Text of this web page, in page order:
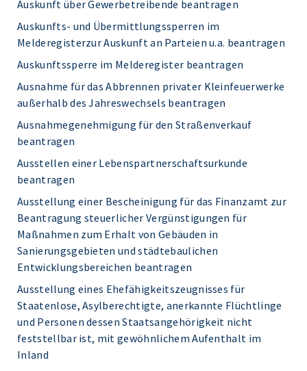
Auskunft über Gewerbetreibende beantragen
Auskunfts- und Übermittlungssperren im
Melderegisterzur Auskunft an Parteien u.a. beantragen
Auskunftssperre im Melderegister beantragen
Ausnahme für das Abbrennen privater Kleinfeuerwerke
außerhalb des Jahreswechsels beantragen
Ausnahmegenehmigung für den Straßenverkauf
beantragen
Ausstellen einer Lebenspartnerschaftsurkunde
beantragen
Ausstellung einer Bescheinigung für das Finanzamt zur
Beantragung steuerlicher Vergünstigungen für
Maßnahmen zum Erhalt von Gebäuden in
Sanierungsgebieten und städtebaulichen
Entwicklungsbereichen beantragen
Ausstellung eines Ehefähigkeitszeugnisses für
Staatenlose, Asylberechtigte, anerkannte Flüchtlinge
und Personen dessen Staatsangehörigkeit nicht
feststellbar ist, mit gewöhnlichem Aufenthalt im
Inland